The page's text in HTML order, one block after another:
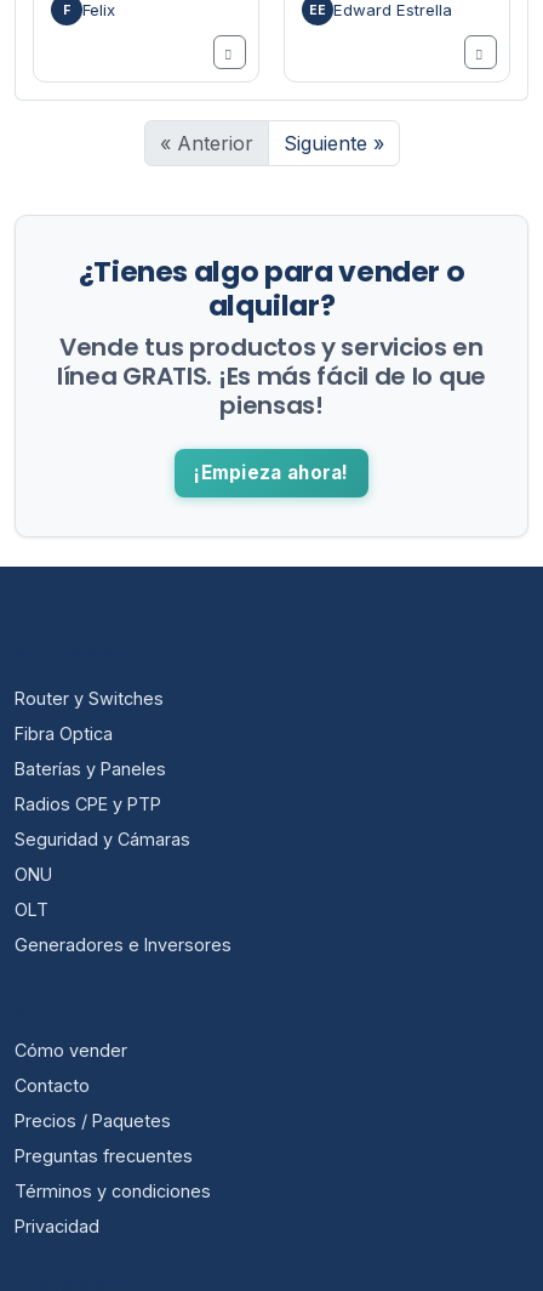
F Felix EE Edward Estrella
« Anterior Siguiente »
¿Tienes algo para vender o
alquilar?
Vende tus productos y servicios en
línea GRATIS. ¡Es más fácil de lo que
piensas!
¡Empieza ahora!
Router y Switches
Fibra Optica
Baterías y Paneles
Radios CPE y PTP
Seguridad y Cámaras
ONU
OLT
Generadores e Inversores
Cómo vender
Contacto
Precios / Paquetes
Preguntas frecuentes
Términos y condiciones
Privacidad